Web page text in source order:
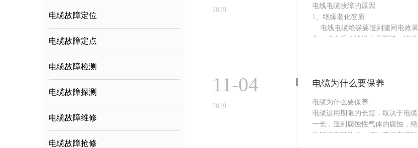
电缆故障定位
电缆故障定点
电缆故障检测
电缆故障探测
电缆故障维修
电缆故障抢修
电线电缆故障的原因
1、绝缘老化变质
电线电缆绝缘要遭到随同电效
化，使介质的绝缘水平下降。绝
2019
电缆为什么要保养
电缆为什么要保养
电缆运用期限的长短，取决于电
一长，遭到腐蚀性气体的腐蚀，
功能是很风险的，假如两根电缆
11-04
2019